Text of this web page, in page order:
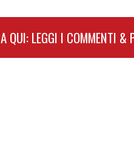
QUI: LEGGI I COMMENTI &